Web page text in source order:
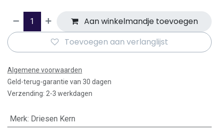
Aan winkelmandje toevoegen
Toevoegen aan verlanglijst
Algemene voorwaarden
Geld-terug-garantie van 30 dagen
Verzending: 2-3 werkdagen
Merk: Driesen Kern